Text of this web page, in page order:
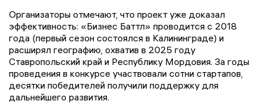
Организаторы отмечают, что проект уже доказал
эффективность: «Бизнес Баттл» проводится с 2018
года (первый сезон состоялся в Калининграде) и
расширял географию, охватив в 2025 году
Ставропольский край и Республику Мордовия. За годы
проведения в конкурсе участвовали сотни стартапов,
десятки победителей получили поддержку для
дальнейшего развития.